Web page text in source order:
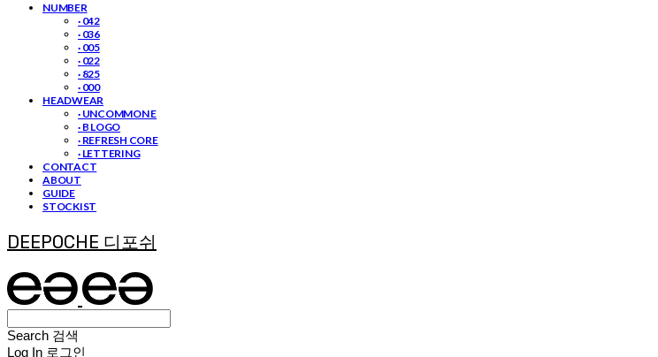
NUMBER
· 042
· 036
· 005
· 022
· 825
· 000
HEADWEAR
· UNCOMMON E
· B LOGO
· REFRESH CORE
· LETTERING
CONTACT
ABOUT
GUIDE
STOCKIST
DEEPOCHE 디포쉬
Search 검색
Log In 로그인